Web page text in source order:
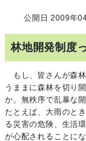
公開日 2009年
林地開発制度
もし、皆さんが森
うままに森林を切り
か。無秩序で乱暴な
たとえば、大雨のと
る災害の危険、生活
が心配されることにな